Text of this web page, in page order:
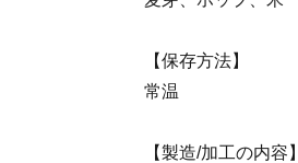
【保存方法】
常温
【製造/加工の内容】